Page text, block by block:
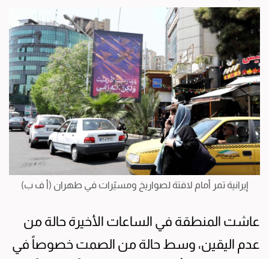
إيرانية تمر أمام لافتة لصواريخ ومسيّرات في طهران (أ ف ب)
عاشت المنطقة في الساعات الأخيرة حالة من
عدم اليقين، وسط حالة من الصمت خصوصاً في